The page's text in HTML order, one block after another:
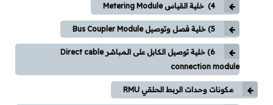
EPLAN
برامج PLC
أكواد ومشاريع تخرج
4) خلية القياس Metering Module
5) خلية فصل وتوصيل Bus Coupler Module
6) خلية توصيل الكابل على المباشر Direct cable
connection module
مكونات وحدات الربط الحلقي RMU